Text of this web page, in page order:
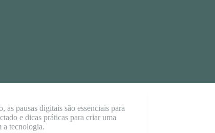
pausas digitais são essenciais para
e dicas práticas para criar uma
a tecnologia.